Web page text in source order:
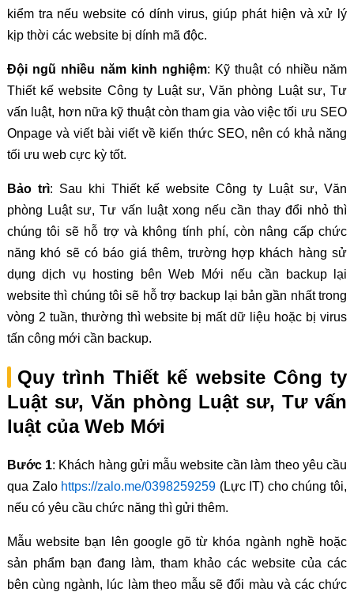
kiểm tra nếu website có dính virus, giúp phát hiện và xử lý
kịp thời các website bị dính mã độc.
Đội ngũ nhiều năm kinh nghiệm: Kỹ thuật có nhiều năm
Thiết kế website Công ty Luật sư, Văn phòng Luật sư, Tư
vấn luật, hơn nữa kỹ thuật còn tham gia vào việc tối ưu SEO
Onpage và viết bài viết về kiến thức SEO, nên có khả năng
tối ưu web cực kỳ tốt.
Bảo trì: Sau khi Thiết kế website Công ty Luật sư, Văn
phòng Luật sư, Tư vấn luật xong nếu cần thay đổi nhỏ thì
chúng tôi sẽ hỗ trợ và không tính phí, còn nâng cấp chức
năng khó sẽ có báo giá thêm, trường hợp khách hàng sử
dụng dịch vụ hosting bên Web Mới nếu cần backup lại
website thì chúng tôi sẽ hỗ trợ backup lại bản gần nhất trong
vòng 2 tuần, thường thì website bị mất dữ liệu hoặc bị virus
tấn công mới cần backup.
Quy trình Thiết kế website Công ty
Luật sư, Văn phòng Luật sư, Tư vấn
luật của Web Mới
Bước 1: Khách hàng gửi mẫu website cần làm theo yêu cầu
qua Zalo https://zalo.me/0398259259 (Lực IT) cho chúng tôi,
nếu có yêu cầu chức năng thì gửi thêm.
Mẫu website bạn lên google gõ từ khóa ngành nghề hoặc
sản phẩm bạn đang làm, tham khảo các website của các
bên cùng ngành, lúc làm theo mẫu sẽ đổi màu và các chức